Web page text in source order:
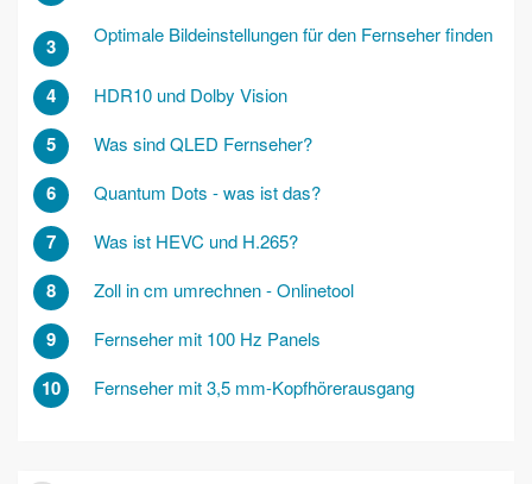
3 Optimale Bildeinstellungen für den Fernseher finden
4 HDR10 und Dolby Vision
5 Was sind QLED Fernseher?
6 Quantum Dots - was ist das?
7 Was ist HEVC und H.265?
8 Zoll in cm umrechnen - Onlinetool
9 Fernseher mit 100 Hz Panels
10 Fernseher mit 3,5 mm-Kopfhörerausgang